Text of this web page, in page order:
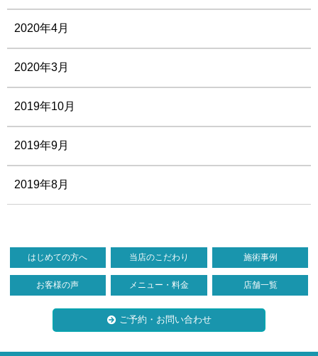
2020年4月
2020年3月
2019年10月
2019年9月
2019年8月
はじめての方へ 当店のこだわり 施術事例
お客様の声 メニュー・料金 店舗一覧
ご予約・お問い合わせ